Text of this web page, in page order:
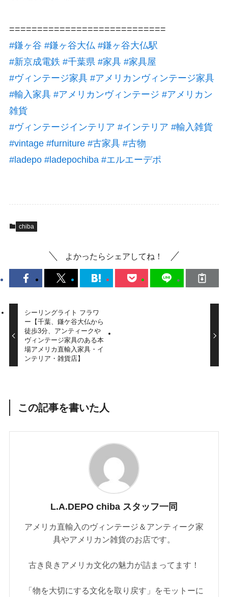
============================
#鎌ヶ谷 #鎌ヶ谷大仏 #鎌ヶ谷大仏駅
#新京成電鉄 #千葉県 #家具 #家具屋
#ヴィンテージ家具 #アメリカンヴィンテージ家具
#輸入家具 #アメリカンヴィンテージ #アメリカン
雑貨
#ヴィンテージインテリア #インテリア #輸入雑貨
#vintage #furniture #古家具 #古物
#ladepo #ladepochiba #エルエーデポ
chiba
よかったらシェアしてね！
シーリングライト フラワ
ー【千葉、鎌ケ谷大仏から
徒歩3分、アンティークや
ヴィンテージ家具のある本
場アメリカ直輸入家具・イ
ンテリア・雑貨店】
この記事を書いた人
L.A.DEPO chiba スタッフ一同
アメリカ直輸入のヴィンテージ＆アンティーク家
具やアメリカン雑貨のお店です。
古き良きアメリカ文化の魅力が詰まってます！
「物を大切にする文化を取り戻す」をモットーに